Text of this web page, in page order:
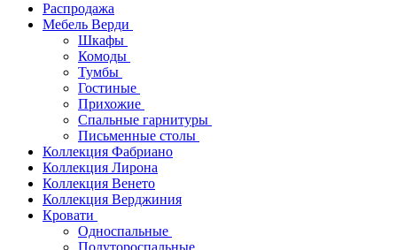
Распродажа
Мебель Верди
Шкафы
Комоды
Тумбы
Гостиные
Прихожие
Спальные гарнитуры
Письменные столы
Коллекция Фабриано
Коллекция Лирона
Коллекция Венето
Коллекция Верджиния
Кровати
Односпальные